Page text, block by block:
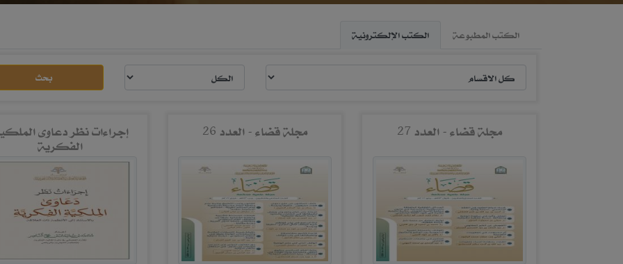
الكتب المطبوعة الكتب الإلكترونية
بحث
مجلة قضاء - العدد 27 مجلة قضاء - العدد 26 إجراءات نظر دعاوى
الفكرية